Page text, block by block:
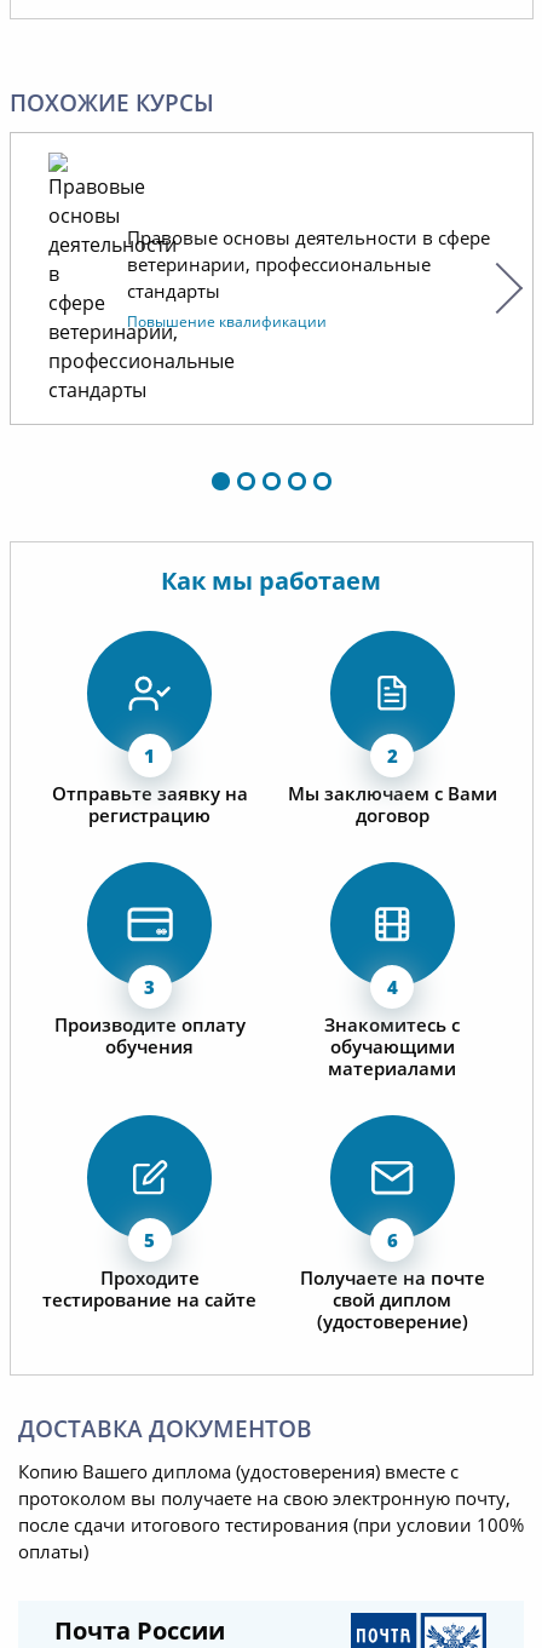
сохранении и укреплении
долговременное и успешное
сотрудничество.
ПОХОЖИЕ КУРСЫ
Правовые основы деятельности в сфере
ветеринарии, профессиональные
стандарты
Повышение квалификации
Как мы работаем
Отправьте заявку на
регистрацию
Мы заключаем с Вами
договор
Производите оплату
обучения
Знакомитесь с
обучающими
материалами
Проходите
тестирование на сайте
Получаете на почте
свой диплом
(удостоверение)
ДОСТАВКА ДОКУМЕНТОВ
Копию Вашего диплома (удостоверения) вместе с
протоколом вы получаете на свою электронную почту,
после сдачи итогового тестирования (при условии 100%
оплаты)
Почта России